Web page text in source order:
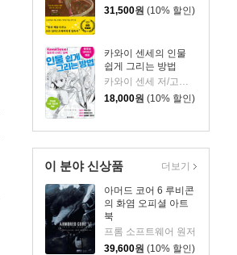
31,500원 (10% 할인)
카와이 센세의 인물
쉽게 그리는 방법
카와이 센세 저/고영자 역
18,000원 (10% 할인)
이 분야 신상품
아머드 코어 6 루비콘
의 화염 오피셜 아트
북
프롬 소프트웨어 원저
39,600원 (10% 할인)
더보기